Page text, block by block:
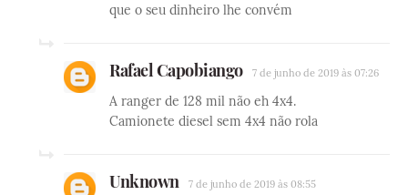
que o seu dinheiro lhe convém
Rafael Capobiango 7 de junho de 2019 às 07:26
A ranger de 128 mil não eh 4x4.
Camionete diesel sem 4x4 não rola
Unknown 7 de junho de 2019 às 08:55